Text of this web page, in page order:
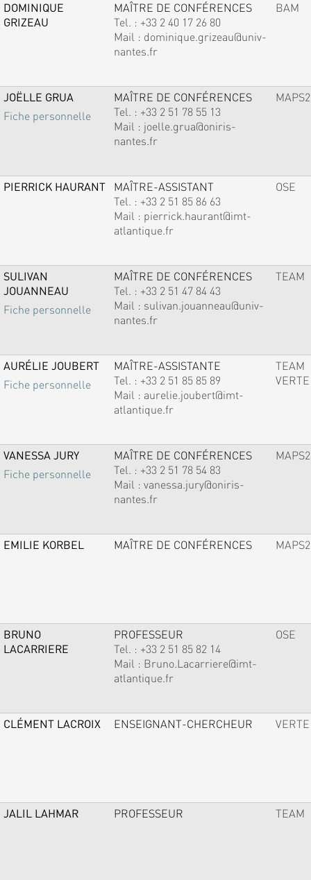
DOMINIQUE
GRIZEAU
MAÎTRE DE CONFÉRENCES
Tel. : +33 2 40 17 26 80
Mail : dominique.grizeau@univ-
nantes.fr
BAM
JOËLLE GRUA
Fiche personnelle
MAÎTRE DE CONFÉRENCES
Tel. : +33 2 51 78 55 13
Mail : joelle.grua@oniris-
nantes.fr
MAPS2
PIERRICK HAURANT
MAÎTRE-ASSISTANT
Tel. : +33 2 51 85 86 63
Mail : pierrick.haurant@imt-
atlantique.fr
OSE
SULIVAN
JOUANNEAU
Fiche personnelle
MAÎTRE DE CONFÉRENCES
Tel. : +33 2 51 47 84 43
Mail : sulivan.jouanneau@univ-
nantes.fr
TEAM
AURÉLIE JOUBERT
Fiche personnelle
MAÎTRE-ASSISTANTE
Tel. : +33 2 51 85 85 89
Mail : aurelie.joubert@imt-
atlantique.fr
TEAM
VERTE
VANESSA JURY
Fiche personnelle
MAÎTRE DE CONFÉRENCES
Tel. : +33 2 51 78 54 83
Mail : vanessa.jury@oniris-
nantes.fr
MAPS2
EMILIE KORBEL MAÎTRE DE CONFÉRENCES MAPS2
BRUNO
LACARRIERE
PROFESSEUR
Tel. : +33 2 51 85 82 14
Mail : Bruno.Lacarriere@imt-
atlantique.fr
OSE
CLÉMENT LACROIX ENSEIGNANT-CHERCHEUR VERTE
JALIL LAHMAR PROFESSEUR TEAM